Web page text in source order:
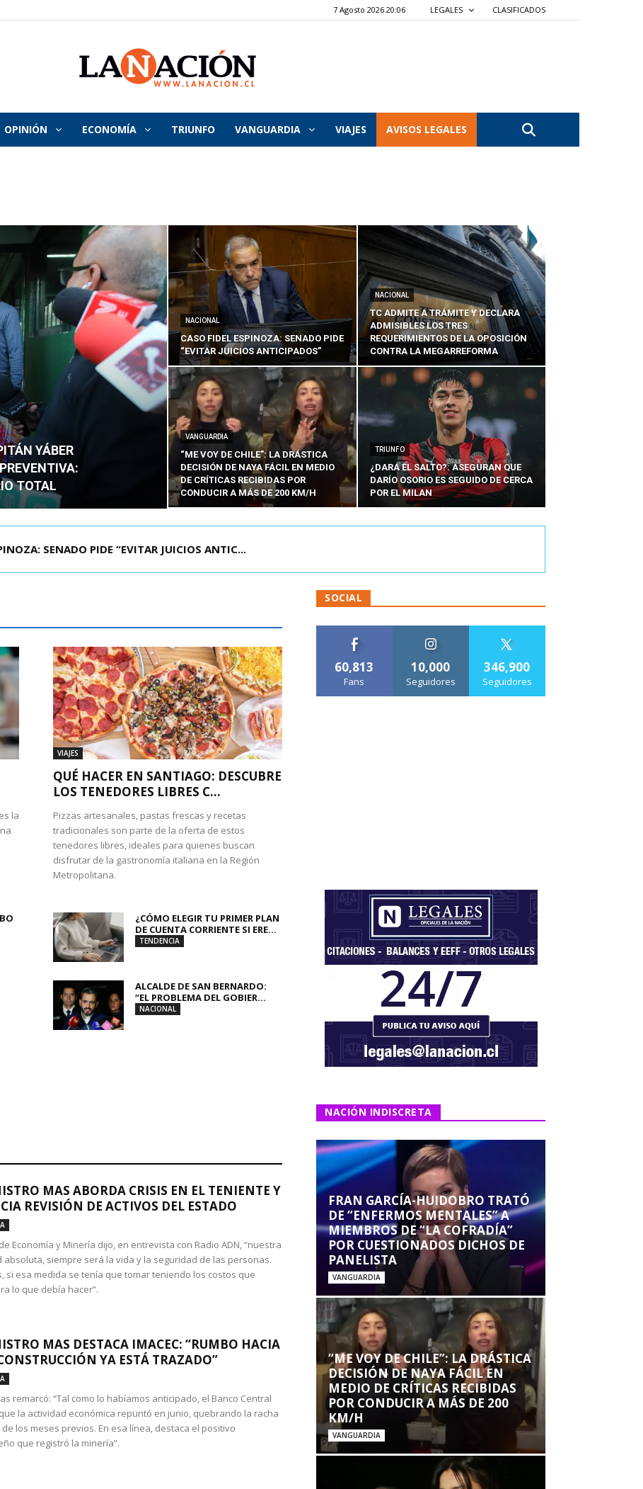
7 Agosto 2026 20:07 LEGALES CLASIFICADOS
La
Nación
OPINIÓN ECONOMÍA TRIUNFO VANGUARDIA VIAJES AVISOS LEGALES
YÁBER
TOTAL
NACIONAL
CASO FIDEL ESPINOZA: SENADO PIDE
“EVITAR JUICIOS ANTICIPADOS”
NACIONAL
TC ADMITE A TRÁMITE Y DECLARA
ADMISIBLES LOS TRES
REQUERIMIENTOS DE LA OPOSICIÓN
CONTRA LA MEGARREFORMA
VANGUARDIA
“ME VOY DE CHILE”: LA DRÁSTICA
DECISIÓN DE NAYA FÁCIL EN MEDIO
DE CRÍTICAS RECIBIDAS POR
CONDUCIR A MÁS DE 200 KM/H
TRIUNFO
¿DARÁ EL SALTO?: ASEGURAN QUE
DARÍO OSORIO ES SEGUIDO DE CERCA
POR EL MILAN
Y DECLARA ADMISIBLES LOS TRES REQU...
la
VIAJES
QUÉ HACER EN SANTIAGO: DESCUBRE
LOS TENEDORES LIBRES C...
Pizzas artesanales, pastas frescas y recetas
tradicionales son parte de la oferta de estos
tenedores libres, ideales para quienes buscan
disfrutar de la gastronomía italiana en la Región
Metropolitana.
¿CÓMO ELEGIR TU PRIMER PLAN
DE CUENTA CORRIENTE SI ERE...
TENDENCIA
ALCALDE DE SAN BERNARDO:
“EL PROBLEMA DEL GOBIER...
NACIONAL
MAS ABORDA CRISIS EN EL TENIENTE Y
REVISIÓN DE ACTIVOS DEL ESTADO
Economía y Minería dijo, en entrevista con Radio ADN, “nuestra
absoluta, siempre será la vida y la seguridad de las personas.
si esa medida se tenía que tomar teniendo los costos que
lo que debía hacer”.
MAS DESTACA IMACEC: “RUMBO HACIA
YA ESTÁ TRAZADO”
remarcó: “Tal como lo habíamos anticipado, el Banco Central
la actividad económica repuntó en junio, quebrando la racha
los meses previos. En esa línea, destaca el positivo
que registró la minería”.
SOCIAL
60,813
Fans
10,000
Seguidores
346,900
Seguidores
NACIÓN INDISCRETA
FRAN GARCÍA-HUIDOBRO TRATÓ
DE “ENFERMOS MENTALES” A
MIEMBROS DE “LA COFRADÍA”
POR CUESTIONADOS DICHOS DE
PANELISTA
VANGUARDIA
“ME VOY DE CHILE”: LA DRÁSTICA
DECISIÓN DE NAYA FÁCIL EN
MEDIO DE CRÍTICAS RECIBIDAS
POR CONDUCIR A MÁS DE 200
KM/H
VANGUARDIA